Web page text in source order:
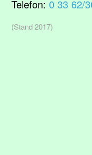
Telefon: 0 33 62/
(Stand 2017)